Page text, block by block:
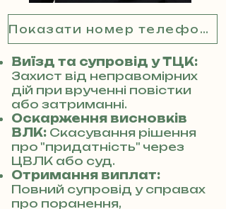
Показати номер телефону
Виїзд та супровід у ТЦК:
Захист від неправомірних
дій при врученні повістки
або затриманні.
Оскарження висновків
ВЛК: Скасування рішення
про "придатність" через
ЦВЛК або суд.
Отримання виплат:
Повний супровід у справах
про поранення,